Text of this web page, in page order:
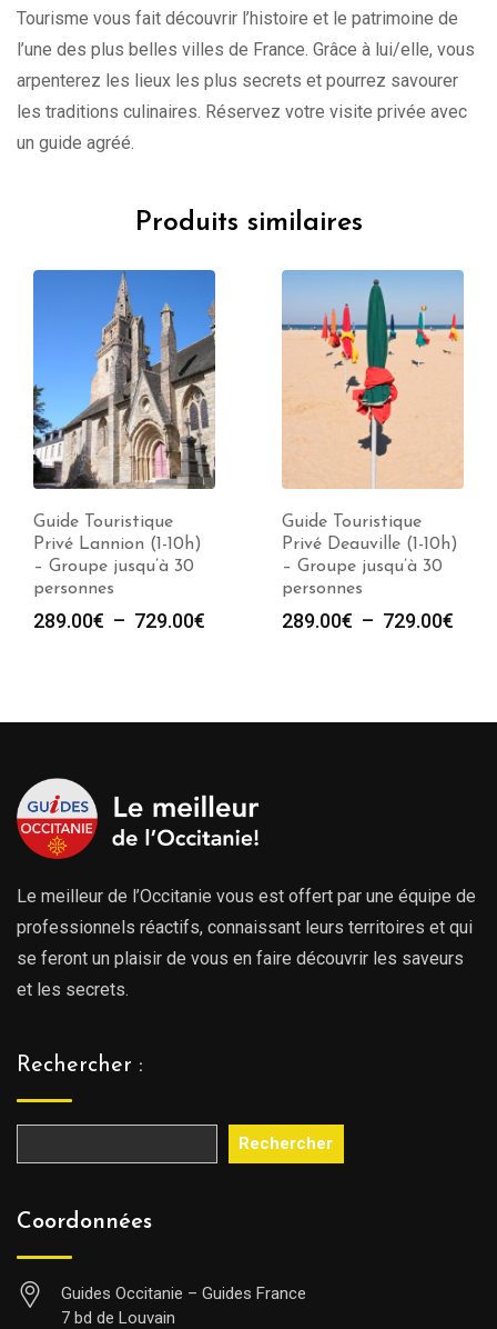
Tourisme vous fait découvrir l’histoire et le patrimoine de
l’une des plus belles villes de France. Grâce à lui/elle, vous
arpenterez les lieux les plus secrets et pourrez savourer
les traditions culinaires. Réservez votre visite privée avec
un guide agréé.
Produits similaires
Guide Touristique
Privé Lannion (1-10h)
– Groupe jusqu’à 30
personnes
289.00€ – 729.00€
à
Guide Touristique
Privé Deauville (1-10h)
– Groupe jusqu’à 30
personnes
289.00€ – 729.00€
à
Le meilleur de l’Occitanie vous est offert par une équipe de
professionnels réactifs, connaissant leurs territoires et qui
se feront un plaisir de vous en faire découvrir les saveurs
et les secrets.
Rechercher :
Rechercher
Coordonnées
Guides Occitanie – Guides France
7 bd de Louvain